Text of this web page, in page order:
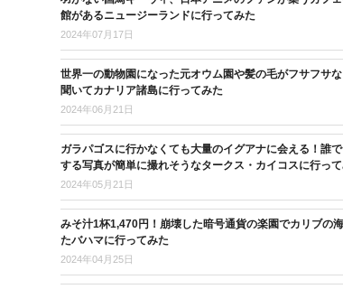
館があるニュージーランドに行ってみた
2024年07月17日
世界一の動物園になった元オウム園や髪の毛がフサフサ
聞いてカナリア諸島に行ってみた
2024年06月21日
ガラパゴスに行かなくても大量のイグアナに会える！誰
する写真が簡単に撮れそうなタークス・カイコスに行っ
2024年05月21日
みそ汁1杯1,470円！崩壊した暗号通貨の楽園でカリブの
たバハマに行ってみた
2024年04月25日